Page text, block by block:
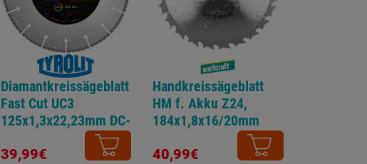
Diamantkreissägeblatt
Fast Cut UC3
125x1,3x22,23mm DC-
39,99€
Handkreissägeblatt
HM f. Akku Z24,
184x1,8x16/20mm
40,99€